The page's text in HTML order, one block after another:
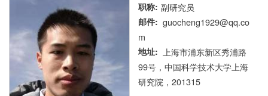
职称 副研究员
邮件
guocheng1929@qq.co
m
地址
上海市浦东新区秀浦路
99号，中国科学技术大学上海
研究院，201315